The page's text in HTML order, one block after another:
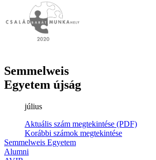
Semmelweis
Egyetem újság
július
Aktuális szám megtekintése (PDF)
Korábbi számok megtekintése
Semmelweis Egyetem
Alumni